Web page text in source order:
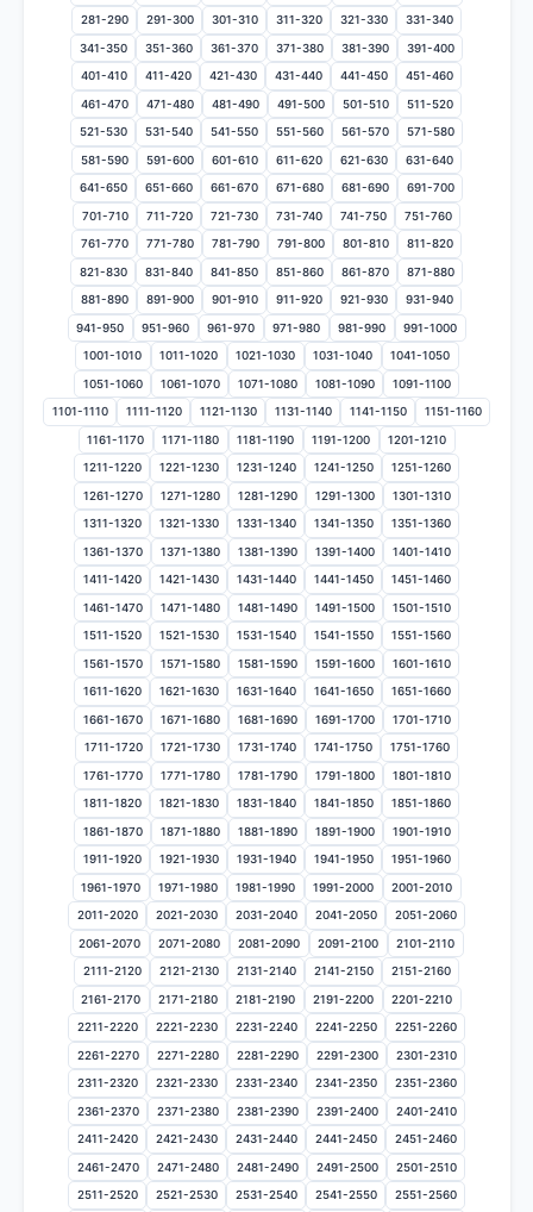
281-290 291-300 301-310 311-320 321-330 331-340
341-350 351-360 361-370 371-380 381-390 391-400
401-410 411-420 421-430 431-440 441-450 451-460
461-470 471-480 481-490 491-500 501-510 511-520
521-530 531-540 541-550 551-560 561-570 571-580
581-590 591-600 601-610 611-620 621-630 631-640
641-650 651-660 661-670 671-680 681-690 691-700
701-710 711-720 721-730 731-740 741-750 751-760
761-770 771-780 781-790 791-800 801-810 811-820
821-830 831-840 841-850 851-860 861-870 871-880
881-890 891-900 901-910 911-920 921-930 931-940
941-950 951-960 961-970 971-980 981-990 991-1000
1001-1010 1011-1020 1021-1030 1031-1040 1041-1050
1051-1060 1061-1070 1071-1080 1081-1090 1091-1100
1101-1110 1111-1120 1121-1130 1131-1140 1141-1150 1151-1160
1161-1170 1171-1180 1181-1190 1191-1200 1201-1210
1211-1220 1221-1230 1231-1240 1241-1250 1251-1260
1261-1270 1271-1280 1281-1290 1291-1300 1301-1310
1311-1320 1321-1330 1331-1340 1341-1350 1351-1360
1361-1370 1371-1380 1381-1390 1391-1400 1401-1410
1411-1420 1421-1430 1431-1440 1441-1450 1451-1460
1461-1470 1471-1480 1481-1490 1491-1500 1501-1510
1511-1520 1521-1530 1531-1540 1541-1550 1551-1560
1561-1570 1571-1580 1581-1590 1591-1600 1601-1610
1611-1620 1621-1630 1631-1640 1641-1650 1651-1660
1661-1670 1671-1680 1681-1690 1691-1700 1701-1710
1711-1720 1721-1730 1731-1740 1741-1750 1751-1760
1761-1770 1771-1780 1781-1790 1791-1800 1801-1810
1811-1820 1821-1830 1831-1840 1841-1850 1851-1860
1861-1870 1871-1880 1881-1890 1891-1900 1901-1910
1911-1920 1921-1930 1931-1940 1941-1950 1951-1960
1961-1970 1971-1980 1981-1990 1991-2000 2001-2010
2011-2020 2021-2030 2031-2040 2041-2050 2051-2060
2061-2070 2071-2080 2081-2090 2091-2100 2101-2110
2111-2120 2121-2130 2131-2140 2141-2150 2151-2160
2161-2170 2171-2180 2181-2190 2191-2200 2201-2210
2211-2220 2221-2230 2231-2240 2241-2250 2251-2260
2261-2270 2271-2280 2281-2290 2291-2300 2301-2310
2311-2320 2321-2330 2331-2340 2341-2350 2351-2360
2361-2370 2371-2380 2381-2390 2391-2400 2401-2410
2411-2420 2421-2430 2431-2440 2441-2450 2451-2460
2461-2470 2471-2480 2481-2490 2491-2500 2501-2510
2511-2520 2521-2530 2531-2540 2541-2550 2551-2560